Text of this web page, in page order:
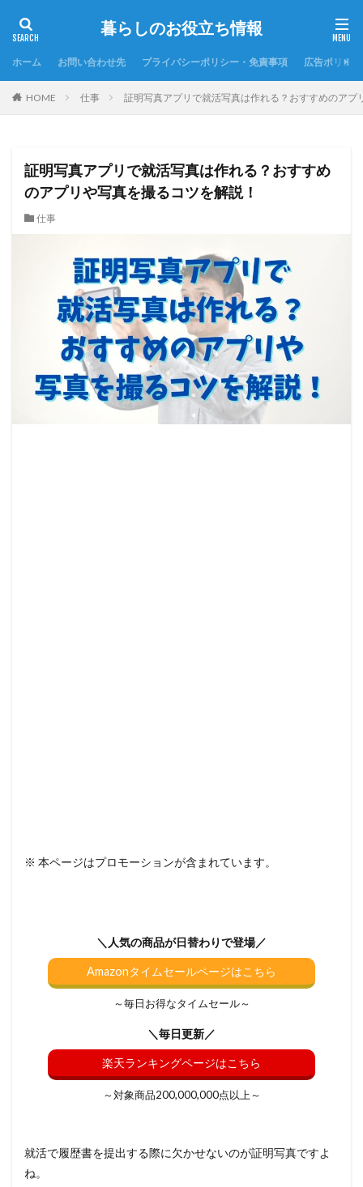
暮らしのお役立ち情報
ホーム お問い合わせ先 プライバシーポリシー・免責事項 広告ポリシー
HOME 仕事 証明写真アプリで就活写真は作れる？おすすめのアプ
証明写真アプリで就活写真は作れる？おすすめ
のアプリや写真を撮るコツを解説！
仕事
※ 本ページはプロモーションが含まれています。
＼人気の商品が日替わりで登場／
Amazonタイムセールページはこちら
～毎日お得なタイムセール～
＼毎日更新／
楽天ランキングページはこちら
～対象商品200,000,000点以上～
就活で履歴書を提出する際に欠かせないのが証明写真ですよ
ね。